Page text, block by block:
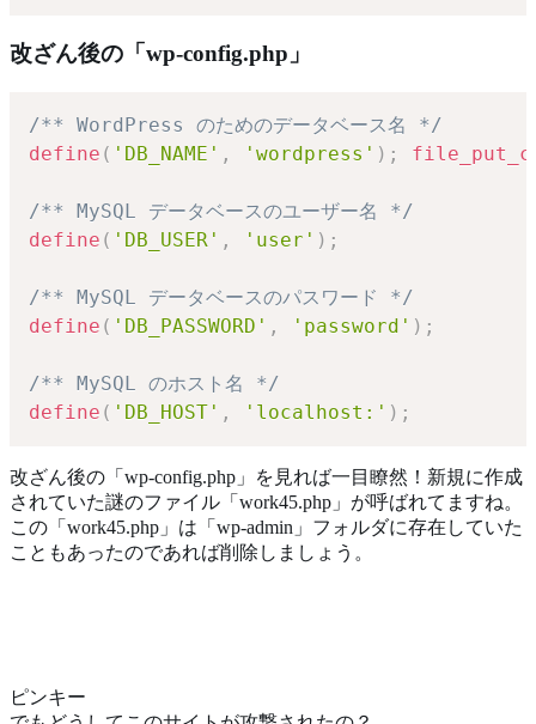
改ざん後の「wp-config.php」
/** WordPress のためのデータベース名 */
define ( 'DB_NAME' , 'wordpress' ) ;
/** MySQL データベースのユーザー名 */
define ( 'DB_USER' , 'user' ) ;
/** MySQL データベースのパスワード */
define ( 'DB_PASSWORD' , 'password' ) ;
/** MySQL のホスト名 */
define ( 'DB_HOST' , 'localhost:' ) ;
改ざん後の「wp-config.php」を見れば一目瞭然！新規に作成
されていた謎のファイル「work45.php」が呼ばれてますね。
この「work45.php」は「wp-admin」フォルダに存在していた
こともあったのであれば削除しましょう。
ピンキー